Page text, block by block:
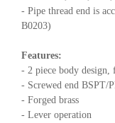
- Pipe thread end is
B0203)
Features:
- 2 piece body
- Screwed end BSPT/
- Forged brass
- Lever operation